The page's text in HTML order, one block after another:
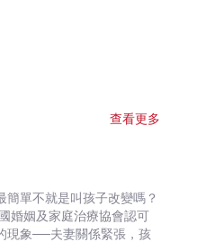
查看更多
單不就是叫孩子改變嗎？
現象──夫妻關係緊張，孩